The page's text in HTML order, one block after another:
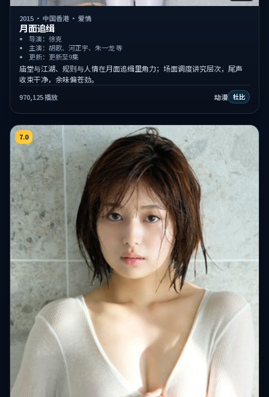
2015 ·中国香港 ·爱情
月面追缉
导演：徐克
主演：胡歌、河正宇、朱一龙 等
更新：更新至9集
庙堂与江湖、规则与人情在月面追缉里角力；场面调度讲究层次，尾声
收束干净，余味偏苍劲。
970,125播放 动漫 杜比
7.0